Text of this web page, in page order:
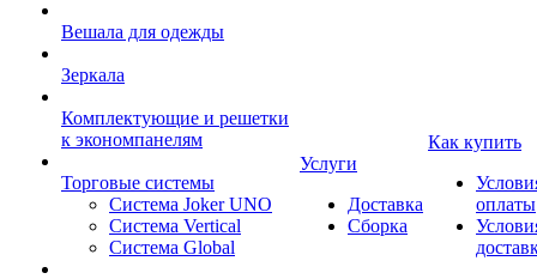
Вешала для одежды
Зеркала
Комплектующие и решетки
к экономпанелям
Торговые системы
Система Joker UNO
Система Vertical
Система Global
Услуги
Доставка
Сборка
Как купить
оплаты